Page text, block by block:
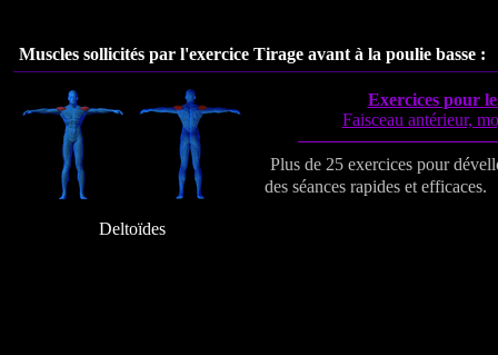
Muscles sollicités par l'exercice Tirage avant à la poulie basse :
Exercices pour
Faisceau antérieur,
Plus de 25 exercices pour
des séances rapides et efficaces.
Deltoïdes